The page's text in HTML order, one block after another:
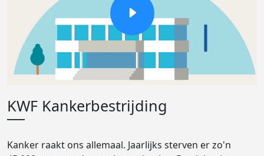
KWF Kankerbestrijding
Kanker raakt ons allemaal. Jaarlijks sterven er zo'n